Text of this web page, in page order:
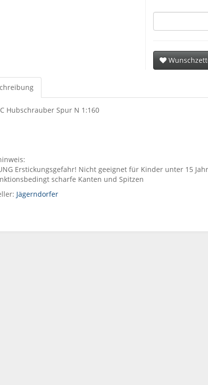
Hubschrauber Spur N 1:160
Erstickungsgefahr! Nicht geeignet für Kinder unter 15
scharfe Kanten und Spitzen
Jägerndorfer